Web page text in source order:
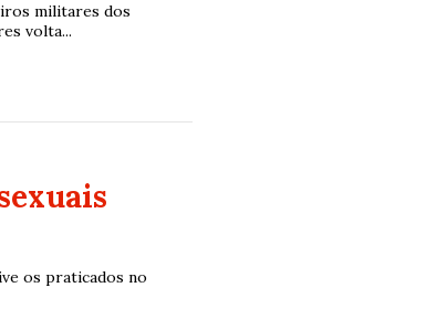
militares dos
volta...
os praticados no